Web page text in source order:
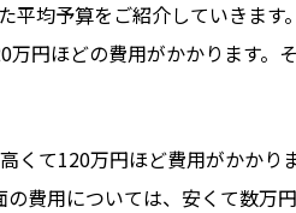
平均予算をご紹介していきま
円ほどの費用がかかります
くて120万円ほど費用がかか
費用については、安くて数万